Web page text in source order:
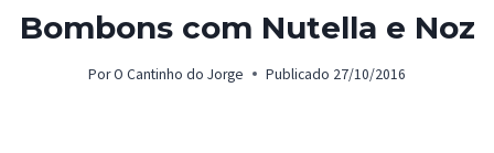
Bombons com Nutella e Noz
PorO Cantinho do Jorge Publicado 27/10/2016